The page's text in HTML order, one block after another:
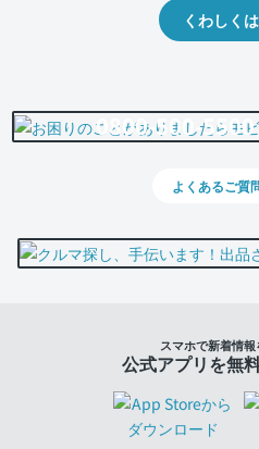
くわしく
0800-500-5500
よくあるご質
スマホで新着情
公式アプリを無